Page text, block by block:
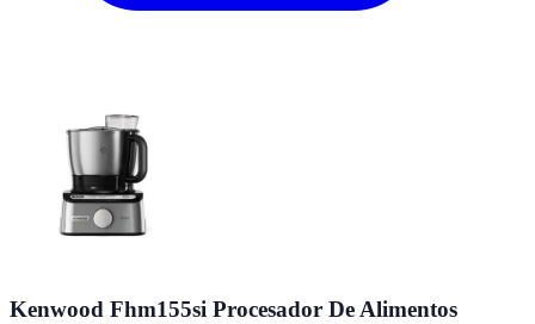
Kenwood Fhm155si Procesador De Alimentos